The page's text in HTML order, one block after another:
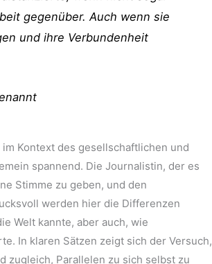
gegenüber. Auch wenn sie
und ihre Verbundenheit
Kontext des gesellschaftlichen und
spannend. Die Journalistin, der es
Stimme zu geben, und den
werden hier die Differenzen
Welt kannte, aber auch, wie
In klaren Sätzen zeigt sich der Versuch,
zugleich, Parallelen zu sich selbst zu